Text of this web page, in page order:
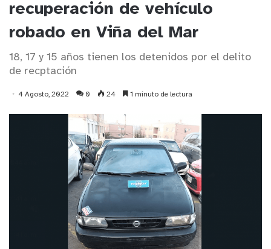
recuperación de vehículo
robado en Viña del Mar
18, 17 y 15 años tienen los detenidos por el delito
de recptación
4 Agosto, 2022 0 24 1 minuto de lectura